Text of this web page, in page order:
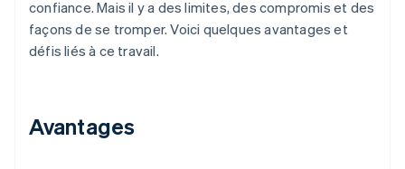
confiance. Mais il y a des limites, des compromis et des
façons de se tromper. Voici quelques avantages et
défis liés à ce travail.
Avantages